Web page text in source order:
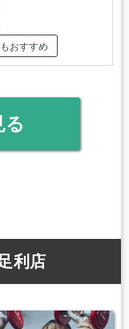
おすすめ
る
利店